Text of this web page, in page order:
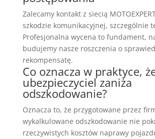
Zalecamy kontakt z siecią
szkodzie komunikacyjnej, szczególnie
Profesjonalna wycena to fundament,
budujemy nasze roszczenia o
rekompensatę.
Co oznacza w praktyce,
ubezpieczyciel zaniża
odszkodowanie?
Oznacza to, że przygotowane przez
wykalkulowane odszkodowanie nie
rzeczywistych kosztów naprawy